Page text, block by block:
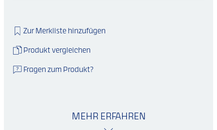
Zur Merkliste hinzufügen
Produkt vergleichen
Fragen zum Produkt?
MEHR ERFAHREN